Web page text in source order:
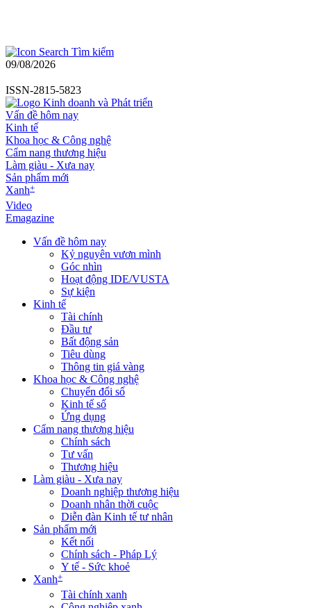
Tìm kiếm
09/08/2026
ISSN-2815-5823
Vấn đề hôm nay
Kinh tế
Khoa học & Công nghệ
Cẩm nang thương hiệu
Làm giàu - Xưa nay
Sản phẩm mới
Xanh+
Video
Emagazine
Vấn đề hôm nay
Kỷ nguyên vươn mình
Góc nhìn
Hoạt động IDE/VUSTA
Sự kiện
Kinh tế
Tài chính
Đầu tư
Bất động sản
Tiêu dùng
Thông tin giá vàng
Khoa học & Công nghệ
Chuyển đổi số
Kinh tế số
Ứng dụng
Cẩm nang thương hiệu
Chính sách
Tư vấn
Thương hiệu
Làm giàu - Xưa nay
Doanh nghiệp thương hiệu
Doanh nhân thời cuộc
Diễn đàn Kinh tế tư nhân
Sản phẩm mới
Kết nối
Chính sách - Pháp Lý
Y tế - Sức khoẻ
Xanh+
Tài chính xanh